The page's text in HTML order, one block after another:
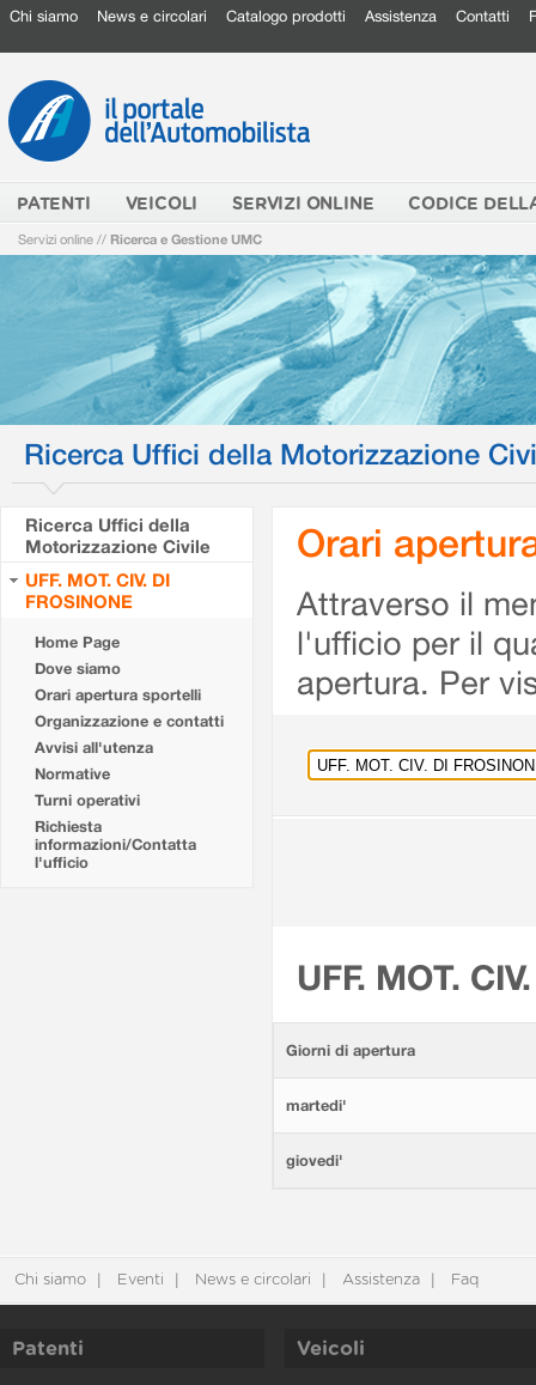
Chi siamo News e circolari Catalogo prodotti Assistenza Contatti
PATENTI VEICOLI SERVIZI ONLINE CODICE
Servizi online // Ricerca e Gestione UMC
Ricerca Uffici della Motorizzazione
Ricerca Uffici della
Motorizzazione Civile
UFF. MOT. CIV. DI
FROSINONE
Home Page
Dove siamo
Orari apertura sportelli
Organizzazione e contatti
Avvisi all'utenza
Normative
Turni operativi
Richiesta
informazioni/Contatta
l'ufficio
Orari
Attraverso il
l'ufficio per il
apertura. Per
UFF. MOT.
Giorni di apertura
martedi'
giovedi'
Chi siamo Eventi News e circolari Assistenza Faq
Patenti Veicoli